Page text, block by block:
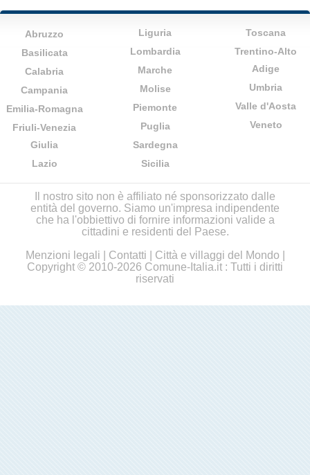
Abruzzo
Basilicata
Calabria
Campania
Emilia-Romagna
Friuli-Venezia
Giulia
Lazio
Liguria
Lombardia
Marche
Molise
Piemonte
Puglia
Sardegna
Sicilia
Toscana
Trentino-Alto
Adige
Umbria
Valle d'Aosta
Veneto
Il nostro sito non è affiliato né sponsorizzato dalle
entità del governo. Siamo un'impresa indipendente
che ha l'obbiettivo di fornire informazioni valide a
cittadini e residenti del Paese.
Menzioni legali
Contatti Città e villaggi del Mondo
Copyright © 2010-2026 Comune-Italia.it : Tutti i diritti
riservati